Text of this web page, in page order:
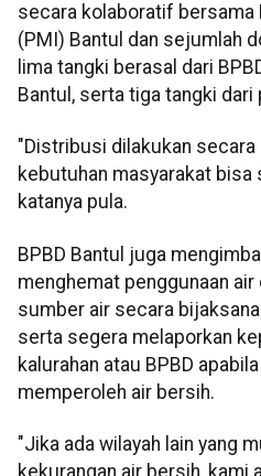
secara kolaboratif bersama
(PMI) Bantul dan sejumlah
lima tangki berasal dari
Bantul, serta tiga tangki dari
"Distribusi dilakukan
kebutuhan masyarakat bisa
katanya pula.
BPBD Bantul juga
menghemat penggunaan
sumber air secara
serta segera melaporkan
kalurahan atau BPBD
memperoleh air bersih.
"Jika ada wilayah lain yang